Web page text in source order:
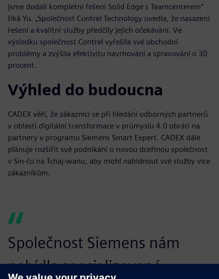
jsme dodali kompletní řešení Solid Edge s Teamcenterem“
říká Yu. „Společnost Contrel Technology uvedla, že nasazení
řešení a kvalitní služby předčily jejich očekávání. Ve
výsledku společnost Contrel vyřešila své obchodní
problémy a zvýšila efektivitu navrhování a spravování o 30
procent.
Výhled do budoucna
CADEX věří, že zákazníci se při hledání odborných partnerů
v oblasti digitální transformace v průmyslu 4.0 obrátí na
partnery v programu Siemens Smart Expert. CADEX dále
plánuje rozšířit své podnikání o novou dceřinou společnost
v Sin-ču na Tchaj-wanu, aby mohl nabídnout své služby více
zákazníkům.
Společnost Siemens nám
nabídla specializované